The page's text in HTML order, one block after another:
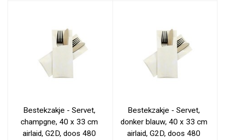
Bestekzakje - Servet,
champgne, 40 x 33 cm
airlaid, G2D, doos 480
Bestekzakje - Servet,
donker blauw, 40 x 33 cm
airlaid, G2D, doos 480